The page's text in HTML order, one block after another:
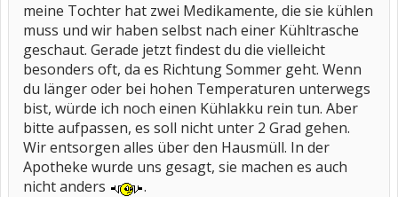
meine Tochter hat zwei Medikamente, die sie kühlen
muss und wir haben selbst nach einer Kühltrasche
geschaut. Gerade jetzt findest du die vielleicht
besonders oft, da es Richtung Sommer geht. Wenn
du länger oder bei hohen Temperaturen unterwegs
bist, würde ich noch einen Kühlakku rein tun. Aber
bitte aufpassen, es soll nicht unter 2 Grad gehen.
Wir entsorgen alles über den Hausmüll. In der
Apotheke wurde uns gesagt, sie machen es auch
nicht anders
.